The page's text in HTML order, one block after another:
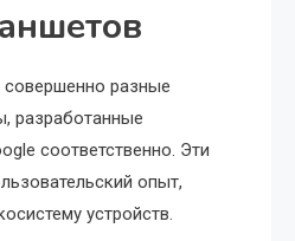
совершенно разные
разработанные
соответственно. Эти
опыт,
устройств.